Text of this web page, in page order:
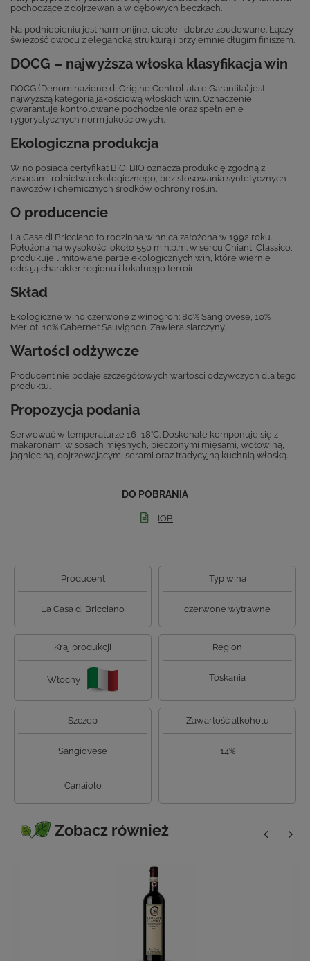
pochodzące z dojrzewania w dębowych beczkach.
Na podniebieniu jest harmonijne, ciepłe i dobrze zbudowane. Łączy
świeżość owocu z elegancką strukturą i przyjemnie długim finiszem.
DOCG – najwyższa włoska klasyfikacja win
DOCG (Denominazione di Origine Controllata e Garantita) jest
najwyższą kategorią jakościową włoskich win. Oznaczenie
gwarantuje kontrolowane pochodzenie oraz spełnienie
rygorystycznych norm jakościowych.
Ekologiczna produkcja
Wino posiada certyfikat BIO. BIO oznacza produkcję zgodną z
zasadami rolnictwa ekologicznego, bez stosowania syntetycznych
nawozów i chemicznych środków ochrony roślin.
O producencie
La Casa di Bricciano to rodzinna winnica założona w 1992 roku.
Położona na wysokości około 550 m n.p.m. w sercu Chianti Classico,
produkuje limitowane partie ekologicznych win, które wiernie
oddają charakter regionu i lokalnego terroir.
Skład
Ekologiczne wino czerwone z winogron: 80% Sangiovese, 10%
Merlot, 10% Cabernet Sauvignon. Zawiera siarczyny.
Wartości odżywcze
Producent nie podaje szczegółowych wartości odżywczych dla tego
produktu.
Propozycja podania
Serwować w temperaturze 16–18°C. Doskonale komponuje się z
makaronami w sosach mięsnych, pieczonymi mięsami, wołowiną,
jagnięciną, dojrzewającymi serami oraz tradycyjną kuchnią włoską.
DO POBRANIA
IOB
Producent
La Casa di Bricciano
Typ wina
czerwone wytrawne
Kraj produkcji
Włochy
Region
Toskania
Szczep
Sangiovese
Canaiolo
Zawartość alkoholu
14%
Zobacz również